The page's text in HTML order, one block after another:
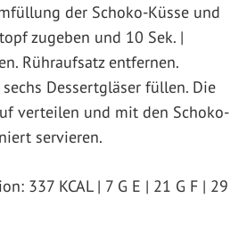
der Schoko-Küsse und
zugeben und 10 Sek. |
Rühraufsatz entfernen.
Dessertgläser füllen. Die
verteilen und mit den Schoko-
servieren.
337 KCAL | 7 G E | 21 G F | 29